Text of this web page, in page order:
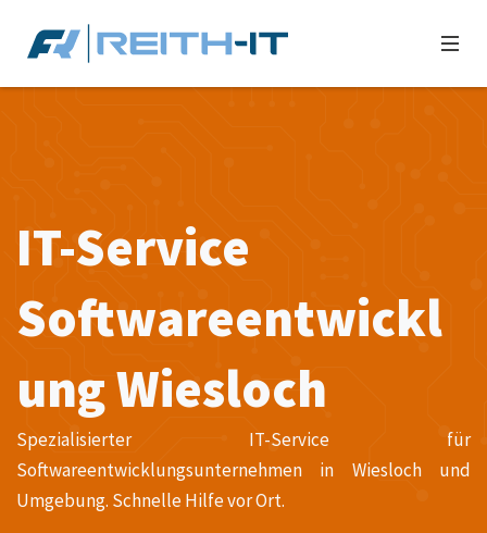
IT-Service
Softwareentwickl
ung Wiesloch
Spezialisierter IT-Service für
Softwareentwicklungsunternehmen in Wiesloch und
Umgebung. Schnelle Hilfe vor Ort.